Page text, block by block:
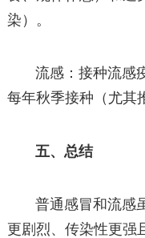
染）。
流感：接种流感
每年秋季接种（尤其
五、总结
普通感冒和流感
更剧烈、传染性更强